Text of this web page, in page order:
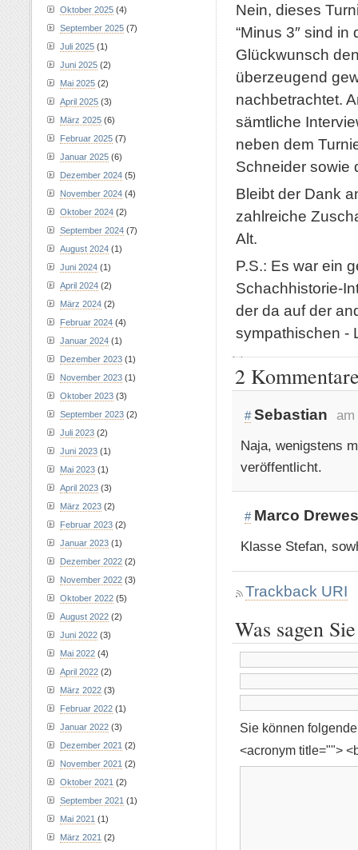
Nein, dieses
“Minus 3″ sind
Glückwunsch
überzeugend
nachbetrachtet.
sämtliche
neben dem
Schneider sowie
Bleibt der Dank
zahlreiche
Alt.
P.S.: Es war ein
Schachhistorie-
der da auf der
sympathischen -
2
# Sebastian
Naja, wenigstens
veröffentlicht.
# Marco Drewes
Klasse Stefan,
Trackback URI
Was sagen
Sie können
<acronym title="">
Oktober 2025 (4)
September 2025 (7)
Juli 2025 (1)
Juni 2025 (2)
Mai 2025 (2)
April 2025 (3)
März 2025 (6)
Februar 2025 (7)
Januar 2025 (6)
Dezember 2024 (5)
November 2024 (4)
Oktober 2024 (2)
September 2024 (7)
August 2024 (1)
Juni 2024 (1)
April 2024 (2)
März 2024 (2)
Februar 2024 (4)
Januar 2024 (1)
Dezember 2023 (1)
November 2023 (1)
Oktober 2023 (3)
September 2023 (2)
Juli 2023 (2)
Juni 2023 (1)
Mai 2023 (1)
April 2023 (3)
März 2023 (2)
Februar 2023 (2)
Januar 2023 (1)
Dezember 2022 (2)
November 2022 (3)
Oktober 2022 (5)
August 2022 (2)
Juni 2022 (3)
Mai 2022 (4)
April 2022 (2)
März 2022 (3)
Februar 2022 (1)
Januar 2022 (3)
Dezember 2021 (2)
November 2021 (2)
Oktober 2021 (2)
September 2021 (1)
Mai 2021 (1)
März 2021 (2)